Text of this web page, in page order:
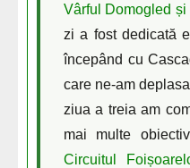
Vârful Domogled
zi a fost dedicată
începând cu
care ne-am
ziua a treia am
mai multe
Circuitul